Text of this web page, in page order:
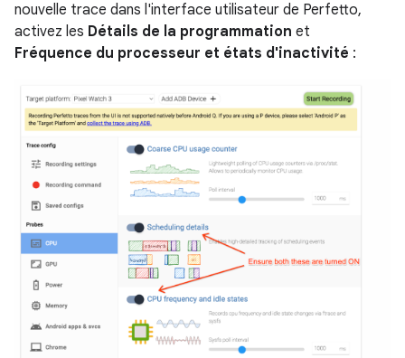
nouvelle trace dans l'interface utilisateur de Perfetto,
activez les Détails de la programmation et
Fréquence du processeur et états d'inactivité :